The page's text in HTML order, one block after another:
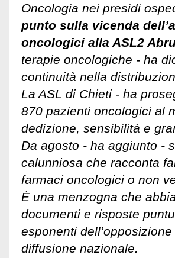
Oncologia nei presidi
punto sulla vicenda
oncologici alla ASL2
terapie oncologiche - ha
continuità nella
La ASL di Chieti - ha
870 pazienti oncologici al
dedizione, sensibilità e
Da agosto - ha aggiunto -
calunniosa che racconta
farmaci oncologici o non
È una menzogna che
documenti e risposte
esponenti
diffusione nazionale.